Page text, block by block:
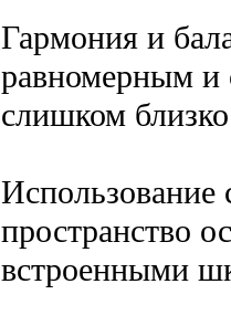
Гармония и
равномерным и
слишком
пространство
встроенными